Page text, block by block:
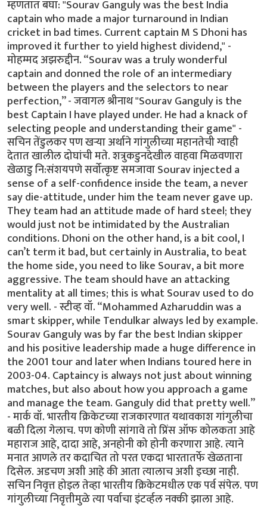
म्हणतात बघा: "Sourav Ganguly was the best India
captain who made a major turnaround in Indian
cricket in bad times. Current captain M S Dhoni has
improved it further to yield highest dividend," -
मोहम्मद अझरुद्दीन. “Sourav was a truly wonderful
captain and donned the role of an intermediary
between the players and the selectors to near
perfection,” - जवागल श्रीनाथ "Sourav Ganguly is the
best Captain I have played under. He had a knack of
selecting people and understanding their game" -
सचिन तेंडुलकर पण खर्‍या अर्थाने गांगुलीच्या महानतेची ग्वाही
देतात खालील दोघांची मते. शत्रुकडुनदेखील वाहवा मिळवणारा
खेळाडु नि:संशयपणे सर्वोत्कृष्ट समजावा Sourav injected a
sense of a self-confidence inside the team, a never
say die-attitude, under him the team never gave up.
They team had an attitude made of hard steel; they
would just not be intimidated by the Australian
conditions. Dhoni on the other hand, is a bit cool, I
can’t term it bad, but certainly in Australia, to beat
the home side, you need to like Sourav, a bit more
aggressive. The team should have an attacking
mentality at all times; this is what Sourav used to do
very well. - स्टीव्ह वॉ. “Mohammed Azharuddin was a
smart skipper, while Tendulkar always led by example.
Sourav Ganguly was by far the best Indian skipper
and his positive leadership made a huge difference in
the 2001 tour and later when Indians toured here in
2003-04. Captaincy is always not just about winning
matches, but also about how you approach a game
and manage the team. Ganguly did that pretty well.”
- मार्क वॉ. भारतीय क्रिकेटच्या राजकारणात यथावकाश गांगुलीचा
बळी दिला गेलाच. पण कोणी सांगावे तो प्रिंस ऑफ कोलकता आहे
महाराज आहे, दादा आहे, अनहोनी को होनी करणारा आहे. त्याने
मनात आणले तर कदाचित तो परत एकदा भारतातर्फे खेळताना
दिसेल. अडचण अशी आहे की आता त्यालाच अशी इच्छा नाही.
सचिन निवृत्त होइल तेव्हा भारतीय क्रिकेटमधील एक पर्व संपेल. पण
गांगुलीच्या निवृत्तीमुळे त्या पर्वाचा इंटर्व्हल नक्की झाला आहे.